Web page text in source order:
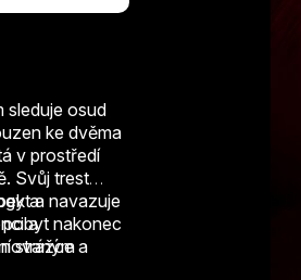
sleduje osud
ke dvěma
v prostředí
Svůj trest
a navazuje
a
strážce a
a
nakonec